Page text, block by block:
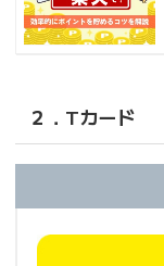
２．Tカード